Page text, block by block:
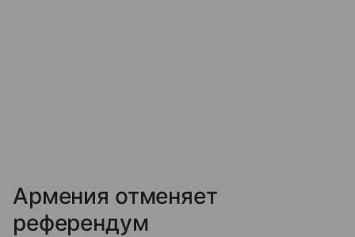
Армения отменяет
референдум